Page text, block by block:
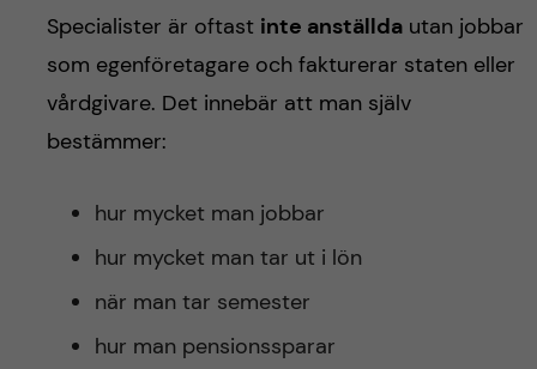
Specialister är oftast inte anställdautan jobbar
som egenföretagare och fakturerar staten eller
vårdgivare. Det innebär att man själv
bestämmer:
hur mycket man jobbar
hur mycket man tar ut i lön
när man tar semester
hur man pensionssparar